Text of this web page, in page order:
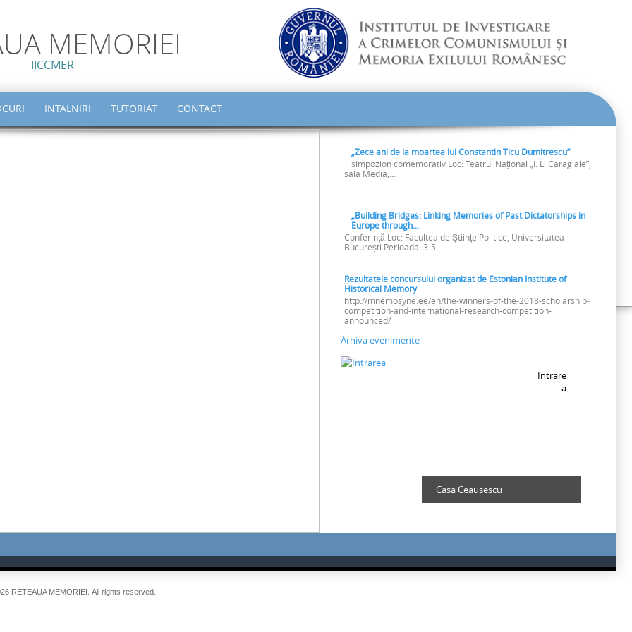
MEMORIEI
IICCMER
INTALNIRI TUTORIAT CONTACT
Intrare
a
Casa Ceausescu
„Zece ani de la moartea lui Constantin Ticu Dumitrescu”
simpozion comemorativ Loc: Teatrul Național „I. L. Caragiale”,
sala Media,...
„Building Bridges: Linking Memories of Past Dictatorships in
Europe through...
Conferință Loc: Facultea de Științe Politice, Universitatea
București Perioada: 3-5...
Rezultatele concursului organizat de Estonian Institute of
Historical Memory
http://mnemosyne.ee/en/the-winners-of-the-2018-scholarship-
competition-and-international-research-competition-
announced/
Arhiva evenimente
RETEAUA MEMORIEI. All rights reserved.